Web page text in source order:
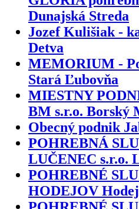
Dunajská Streda
Jozef Kulišiak -
Detva
MEMORIUM -
Stará Ľubovňa
MIESTNY
BM s.r.o. Borský
Obecný podnik
POHREBNÁ
LUČENEC s.r.o.
POHREBNÉ
HODEJOV